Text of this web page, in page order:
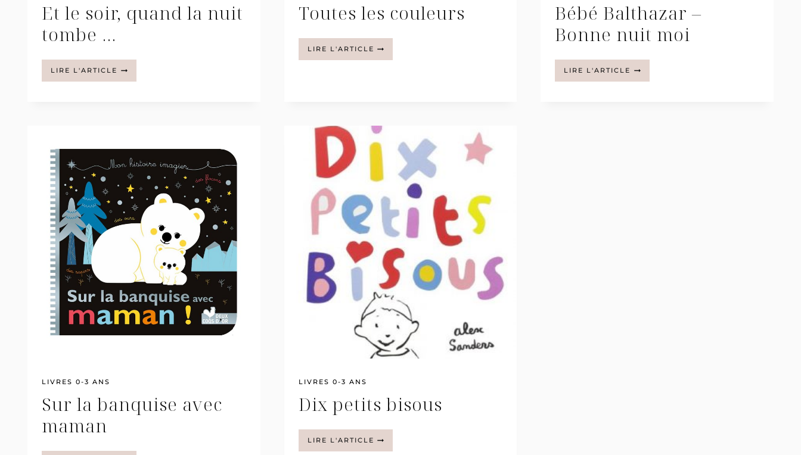
Et le soir, quand la nuit
tombe …
LIRE L'ARTICLE ET
LE
Toutes les couleurs
LIRE L'ARTICLE TOUTES
LES
Bébé Balthazar –
Bonne nuit moi
LIRE L'ARTICLE BÉBÉ
BALTHAZAR
LIVRES 0-3 ANS
Sur la banquise avec
maman
LIVRES 0-3 ANS
Dix petits bisous
LIRE L'ARTICLE DIX
PETITS